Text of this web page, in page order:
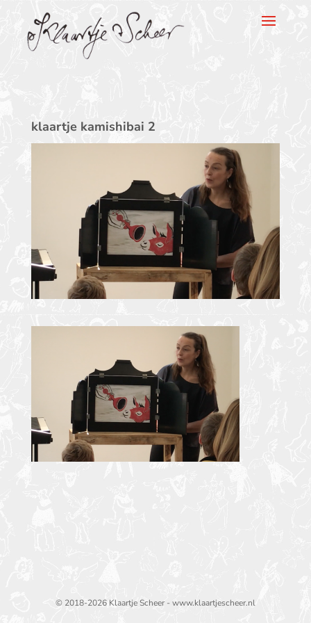
Klaartje Scheer
klaartje kamishibai 2
© 2018-2026 Klaartje Scheer - www.klaartjescheer.nl